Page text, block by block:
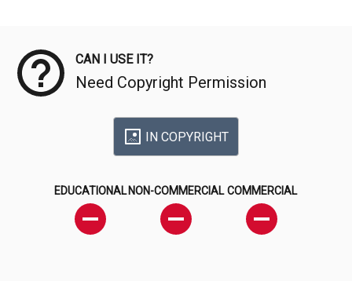
CAN I USE IT?
Need Copyright Permission
IN COPYRIGHT
EDUCATIONAL NON-COMMERCIAL COMMERCIAL